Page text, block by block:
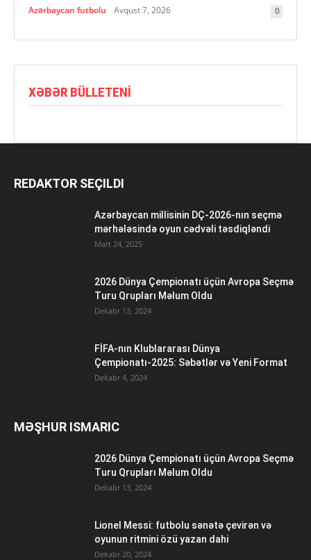
Azərbaycan futbolu Avqust 7, 2026 0
XƏBƏR BÜLLETENI
REDAKTOR SEÇILDI
Azərbaycan millisinin DÇ-2026-nın seçmə
mərhələsində oyun cədvəli təsdiqləndi
Mart 24, 2025
2026 Dünya Çempionatı üçün Avropa Seçmə
Turu Qrupları Məlum Oldu
Dekabr 13, 2024
FİFA-nın Klublararası Dünya
Çempionatı-2025: Səbətlər və Yeni Format
Dekabr 4, 2024
MƏŞHUR ISMARIC
2026 Dünya Çempionatı üçün Avropa Seçmə
Turu Qrupları Məlum Oldu
Dekabr 13, 2024
Lionel Messi: futbolu sənətə çevirən və
oyunun ritmini özü yazan dahi
Dekabr 20, 2024